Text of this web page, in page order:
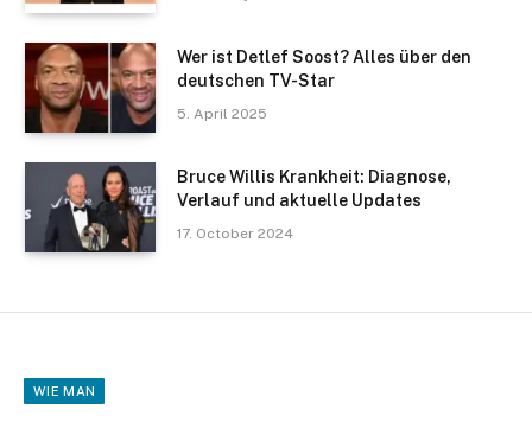
Wer ist Detlef Soost? Alles über den
deutschen TV-Star
5. April 2025
Bruce Willis Krankheit: Diagnose,
Verlauf und aktuelle Updates
17. October 2024
WIE MAN